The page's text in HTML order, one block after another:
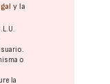
y la
o
la